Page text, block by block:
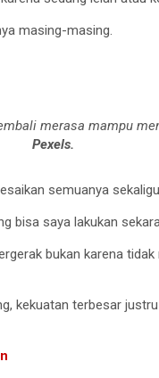
masing-masing.
merasa mampu
Pexels.
semuanya
bisa saya lakukan
bukan karena
kekuatan terbesar